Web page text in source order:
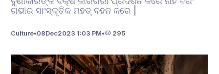
ଗଭୀର ସାଂସ୍କୃତିକ ମହତ୍ ବହନ କରେ |
Culture•08Dec2023 1:03 PM• 295